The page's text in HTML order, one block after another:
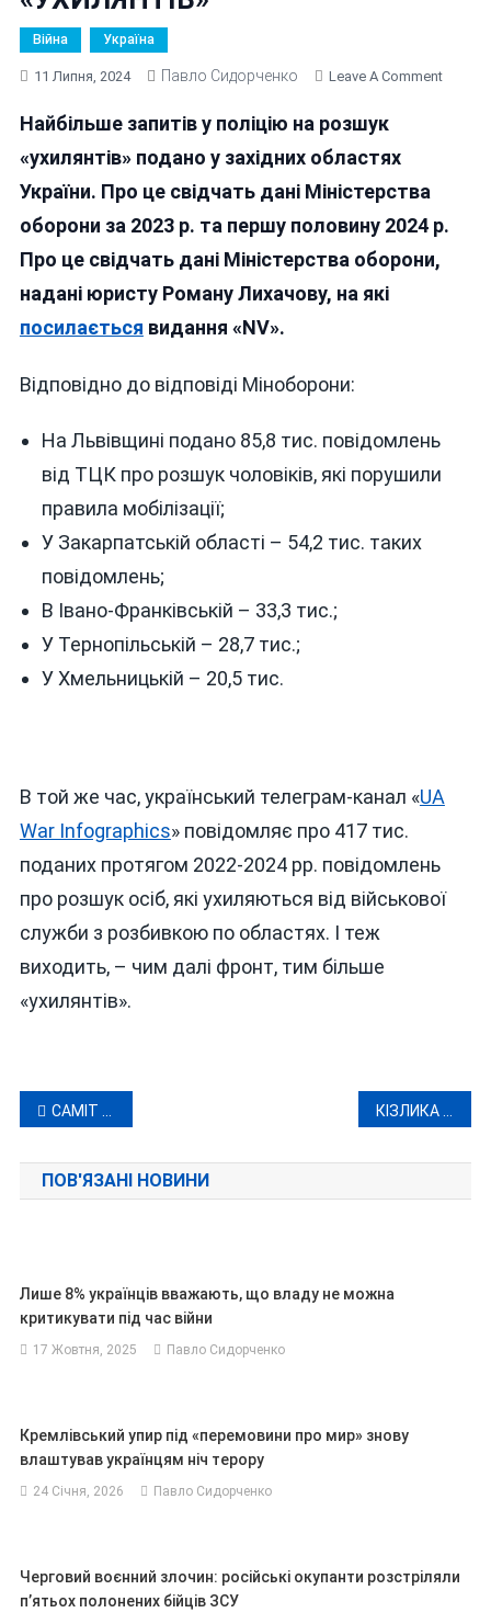
Війна Україна
11 Липня, 2024 Павло Сидорченко Leave A CommentOn
Найбільше запитів у поліцію на розшук
«ухилянтів» подано у західних областях
України. Про це свідчать дані Міністерства
оборони за 2023 р. та першу половину 2024 р.
Про це свідчать дані Міністерства оборони,
надані юристу Роману Лихачову, на які
посилається видання «NV».
Відповідно до відповіді Міноборони:
На Львівщині подано 85,8 тис. повідомлень
від ТЦК про розшук чоловіків, які порушили
правила мобілізації;
У Закарпатській області – 54,2 тис. таких
повідомлень;
В Івано-Франківській – 33,3 тис.;
У Тернопільській – 28,7 тис.;
У Хмельницькій – 20,5 тис.
В той же час, український телеграм-канал «UA
War Infographics» повідомляє про 417 тис.
поданих протягом 2022-2024 рр. повідомлень
про розшук осіб, які ухиляються від військової
служби з розбивкою по областях. І теж
виходить, – чим далі фронт, тим більше
«ухилянтів».
Навігація
записів
САМІТ НАТО, ПІДСУМКИ: УКРАЇНУ У АЛЬЯНС НЕ ПРИЙМАЮТЬ, АЛЕ…
ПОВ'ЯЗАНІ НОВИНИ
Лише 8% українців вважають, що владу не можна
критикувати під час війни
17 Жовтня, 2025 Павло Сидорченко
Кремлівський упир під «перемовини про мир» знову
влаштував українцям ніч терору
24 Січня, 2026 Павло Сидорченко
Черговий воєнний злочин: російські окупанти розстріляли
п’ятьох полонених бійців ЗСУ